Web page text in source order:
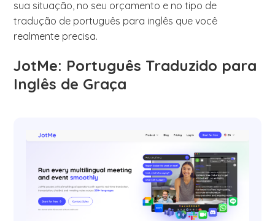
sua situação, no seu orçamento e no tipo de
tradução de português para inglês que você
realmente precisa.
JotMe: Português Traduzido para
Inglês de Graça